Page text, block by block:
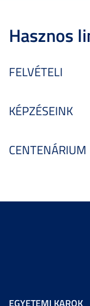
Hasznos
FELVÉTELI
KÉPZÉSEINK
CENTENÁRIUM
EGYETEMI KAROK